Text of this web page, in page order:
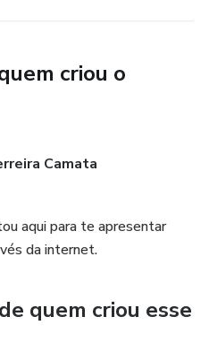
criou o
Camata
aqui para te apresentar
da internet.
quem criou esse